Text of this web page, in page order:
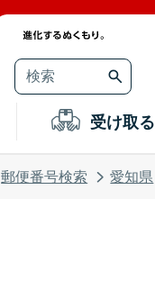
受け取る
郵便番号検索 愛知県